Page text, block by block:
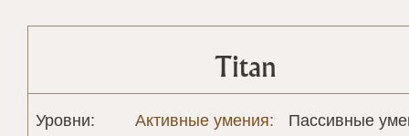
Titan
Уровни: Активные умения: Пассивные